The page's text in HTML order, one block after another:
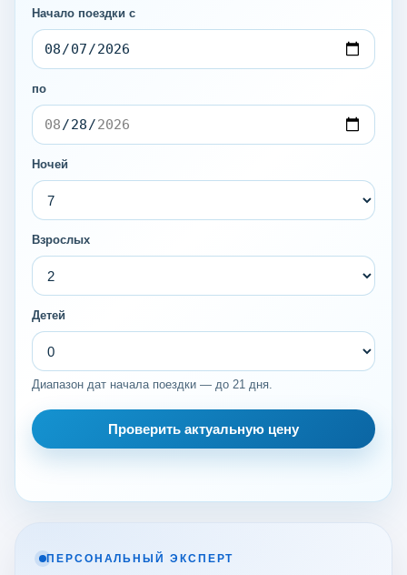
Начало поездки с
по
Ночей
Взрослых
Детей
Диапазон дат начала поездки — до 21 дня.
Проверить актуальную цену
ПЕРСОНАЛЬНЫЙ ЭКСПЕРТ